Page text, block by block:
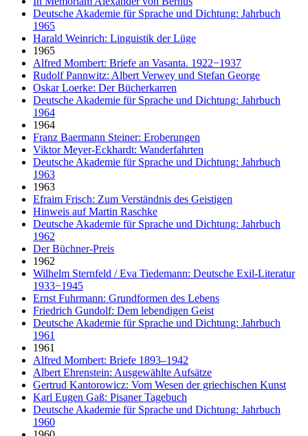
Deutsche Akademie für Sprache und Dichtung: Jahrbuch
1965
Harald Weinrich: Linguistik der Lüge
1965
Alfred Mombert: Briefe an Vasanta. 1922−1937
Rudolf Pannwitz: Albert Verwey und Stefan George
Oskar Loerke: Der Bücherkarren
Deutsche Akademie für Sprache und Dichtung: Jahrbuch
1964
1964
Franz Baermann Steiner: Eroberungen
Viktor Meyer-Eckhardt: Wanderfahrten
Deutsche Akademie für Sprache und Dichtung: Jahrbuch
1963
1963
Efraim Frisch: Zum Verständnis des Geistigen
Hinweis auf Martin Raschke
Deutsche Akademie für Sprache und Dichtung: Jahrbuch
1962
Der Büchner-Preis
1962
Wilhelm Sternfeld / Eva Tiedemann: Deutsche Exil-Literatur
1933−1945
Ernst Fuhrmann: Grundformen des Lebens
Friedrich Gundolf: Dem lebendigen Geist
Deutsche Akademie für Sprache und Dichtung: Jahrbuch
1961
1961
Alfred Mombert: Briefe 1893–1942
Albert Ehrenstein: Ausgewählte Aufsätze
Gertrud Kantorowicz: Vom Wesen der griechischen Kunst
Karl Eugen Gaß: Pisaner Tagebuch
Deutsche Akademie für Sprache und Dichtung: Jahrbuch
1960